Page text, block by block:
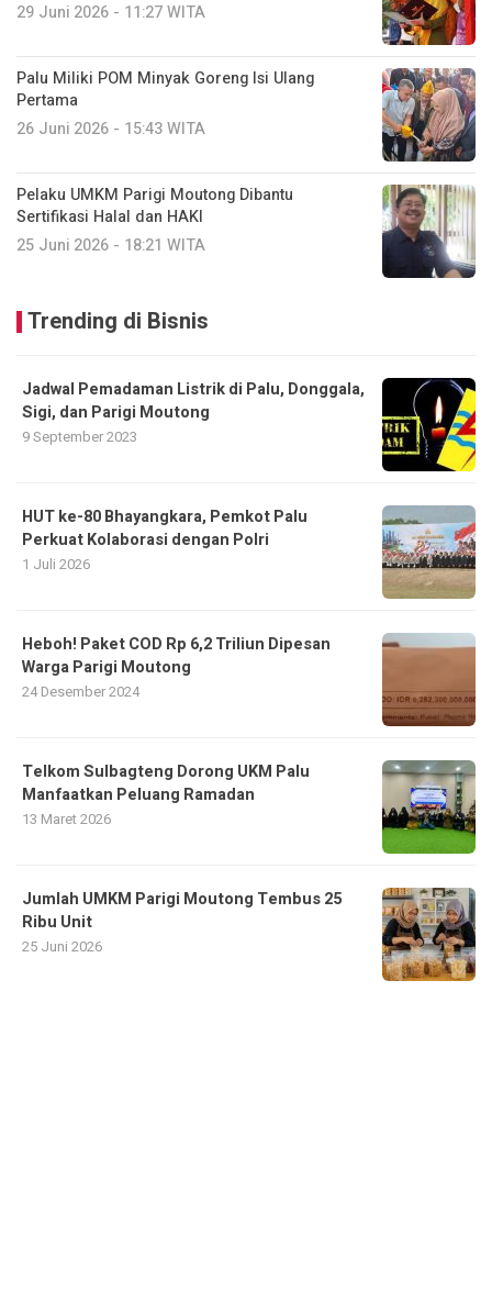
29 Juni 2026 - 11:27 WITA
Palu Miliki POM Minyak Goreng Isi Ulang
Pertama
26 Juni 2026 - 15:43 WITA
Pelaku UMKM Parigi Moutong Dibantu
Sertifikasi Halal dan HAKI
25 Juni 2026 - 18:21 WITA
Trending di Bisnis
Jadwal Pemadaman Listrik di Palu, Donggala,
Sigi, dan Parigi Moutong
9 September 2023
HUT ke-80 Bhayangkara, Pemkot Palu
Perkuat Kolaborasi dengan Polri
1 Juli 2026
Heboh! Paket COD Rp 6,2 Triliun Dipesan
Warga Parigi Moutong
24 Desember 2024
Telkom Sulbagteng Dorong UKM Palu
Manfaatkan Peluang Ramadan
13 Maret 2026
Jumlah UMKM Parigi Moutong Tembus 25
Ribu Unit
25 Juni 2026